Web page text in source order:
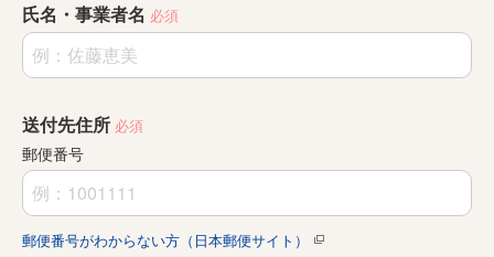
氏名・事業者名 必須
送付先住所 必須
郵便番号
郵便番号がわからない方（日本郵便サイト）